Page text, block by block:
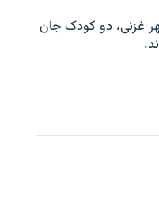
غزنی، دو کودک جان